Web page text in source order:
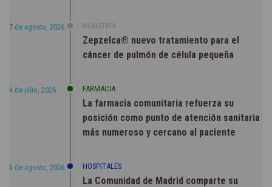
7 de agosto, 2026 INDUSTRIA
Zepzelca® nuevo tratamiento para el
cáncer de pulmón de célula pequeña
4 de julio, 2026 FARMACIA
La farmacia comunitaria refuerza su
posición como punto de atención sanitaria
más numeroso y cercano al paciente
3 de agosto, 2026 HOSPITALES
La Comunidad de Madrid comparte su